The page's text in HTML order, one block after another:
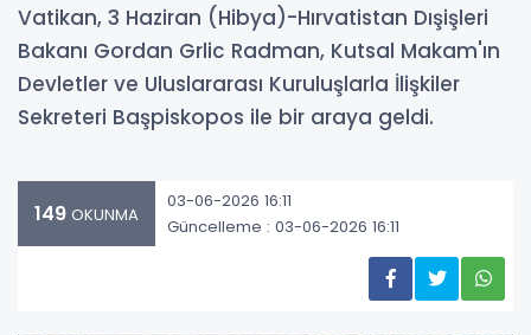
Vatikan, 3 Haziran (Hibya)-Hırvatistan Dışişleri
Bakanı Gordan Grlic Radman, Kutsal Makam'ın
Devletler ve Uluslararası Kuruluşlarla İlişkiler
Sekreteri Başpiskopos ile bir araya geldi.
149 OKUNMA
03-06-2026 16:11
Güncelleme : 03-06-2026 16:11